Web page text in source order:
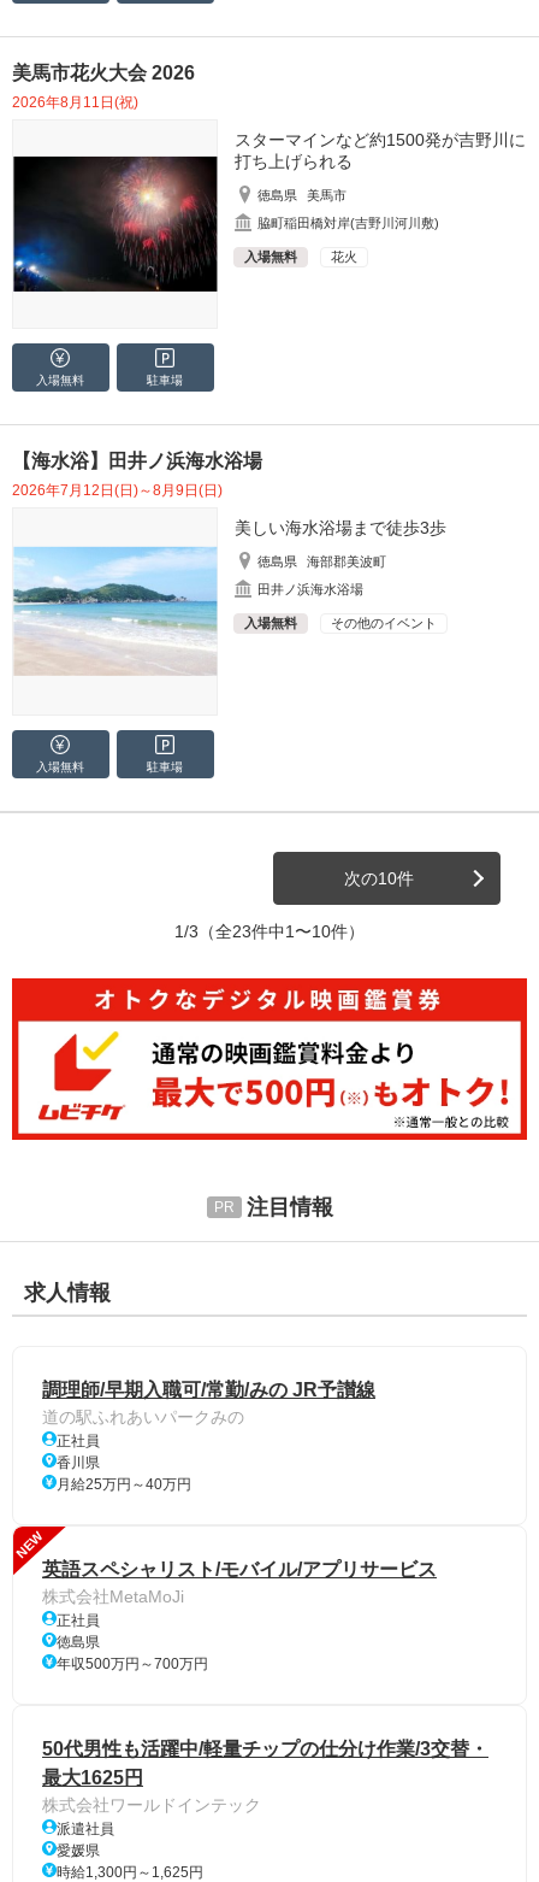
美馬市花火大会 2026
2026年8月11日(祝)
スターマインなど約1500発が吉野川に
打ち上げられる
徳島県
美馬市
脇町稲田橋対岸(吉野川河川敷)
入場無料 花火
入場無料 駐車場
【海水浴】田井ノ浜海水浴場
2026年7月12日(日)～8月9日(日)
美しい海水浴場まで徒歩3歩
徳島県
海部郡美波町
田井ノ浜海水浴場
入場無料 その他のイベント
入場無料 駐車場
次の10件
1/3 （全23件中1〜10件）
注目情報
求人情報
調理師/早期入職可/常勤/みの JR予讃線
道の駅ふれあいパークみの
正社員
香川県
月給25万円～40万円
NEW
英語スペシャリスト/モバイル/アプリサービス
株式会社MetaMoJi
正社員
徳島県
年収500万円～700万円
50代男性も活躍中/軽量チップの仕分け作業/3交替・
最大1625円
株式会社ワールドインテック
派遣社員
愛媛県
時給1,300円～1,625円